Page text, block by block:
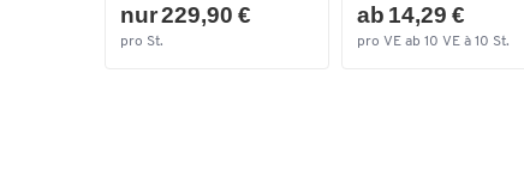
nur 229,90 €
pro St.
ab 14,29 €
pro VE ab 10 VE à 10 St.